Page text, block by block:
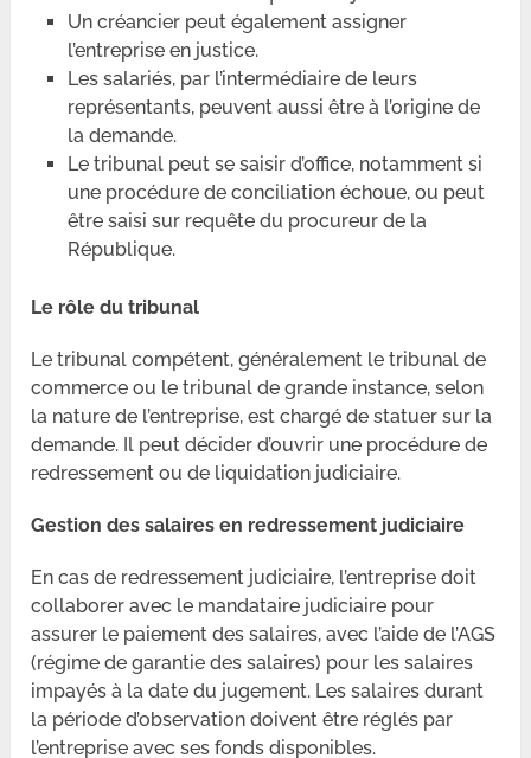
Un créancier peut également assigner
l’entreprise en justice.
Les salariés, par l’intermédiaire de leurs
représentants, peuvent aussi être à l’origine de
la demande.
Le tribunal peut se saisir d’office, notamment si
une procédure de conciliation échoue, ou peut
être saisi sur requête du procureur de la
République.
Le rôle du tribunal
Le tribunal compétent, généralement le tribunal de
commerce ou le tribunal de grande instance, selon
la nature de l’entreprise, est chargé de statuer sur la
demande. Il peut décider d’ouvrir une procédure de
redressement ou de liquidation judiciaire.
Gestion des salaires en redressement judiciaire
En cas de redressement judiciaire, l’entreprise doit
collaborer avec le mandataire judiciaire pour
assurer le paiement des salaires, avec l’aide de l’AGS
(régime de garantie des salaires) pour les salaires
impayés à la date du jugement. Les salaires durant
la période d’observation doivent être réglés par
l’entreprise avec ses fonds disponibles.